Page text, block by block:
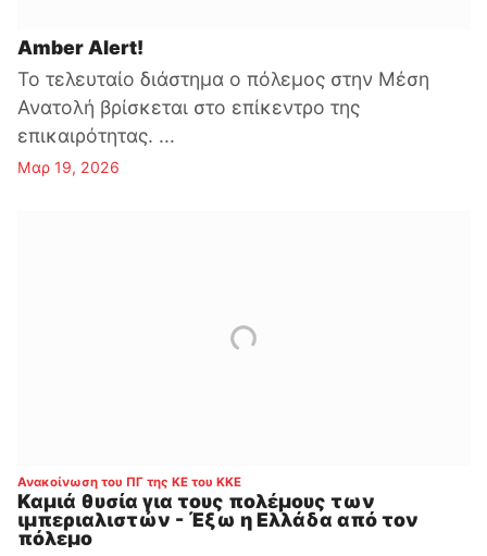
Amber Alert!
Το τελευταίο διάστημα ο πόλεμος στην Μέση
Ανατολή βρίσκεται στο επίκεντρο της
επικαιρότητας. ...
Μαρ 19, 2026
Ανακοίνωση του ΠΓ της ΚΕ του ΚΚΕ:
Καμιά θυσία για τους πολέμους των
ιμπεριαλιστών - Έξω η Ελλάδα από τον
πόλεμο